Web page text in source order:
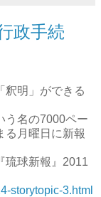
政手続
釈明」ができる
う名の7000ペー
る月曜日に新報
球新報』2011
storytopic-3.html